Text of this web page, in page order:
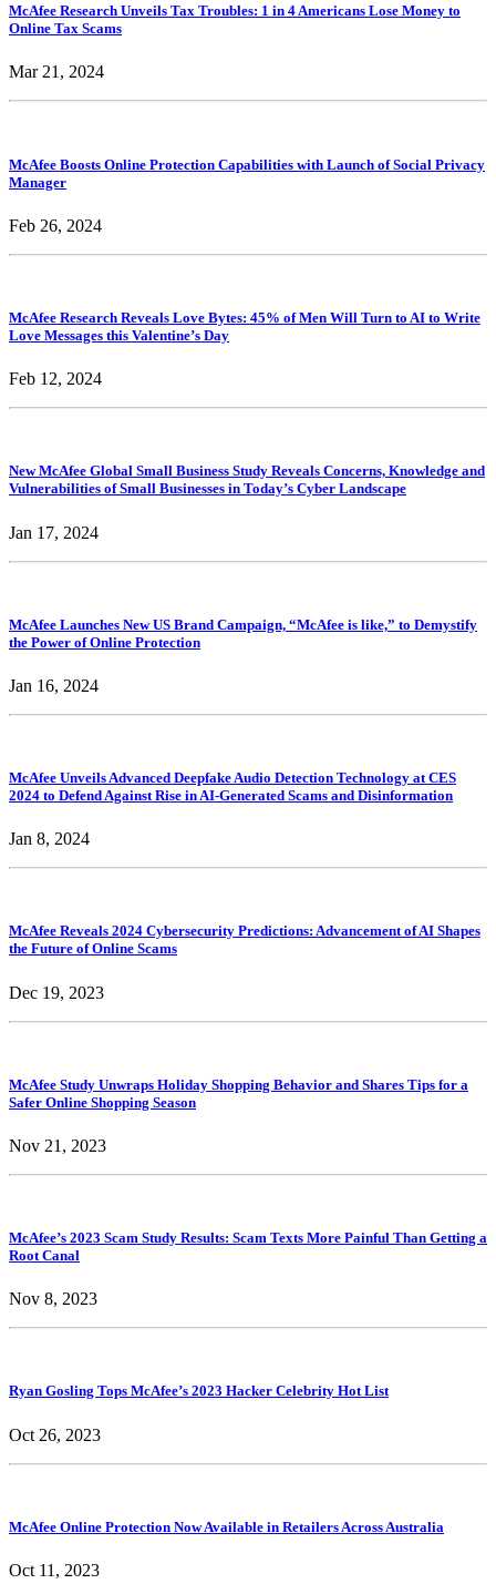
McAfee Research Unveils Tax Troubles: 1 in 4 Americans Lose Money to
Online Tax Scams
Mar 21, 2024
McAfee Boosts Online Protection Capabilities with Launch of Social Privacy
Manager
Feb 26, 2024
McAfee Research Reveals Love Bytes: 45% of Men Will Turn to AI to Write
Love Messages this Valentine’s Day
Feb 12, 2024
New McAfee Global Small Business Study Reveals Concerns, Knowledge and
Vulnerabilities of Small Businesses in Today’s Cyber Landscape
Jan 17, 2024
McAfee Launches New US Brand Campaign, “McAfee is like,” to Demystify
the Power of Online Protection
Jan 16, 2024
McAfee Unveils Advanced Deepfake Audio Detection Technology at CES
2024 to Defend Against Rise in AI-Generated Scams and Disinformation
Jan 8, 2024
McAfee Reveals 2024 Cybersecurity Predictions: Advancement of AI Shapes
the Future of Online Scams
Dec 19, 2023
McAfee Study Unwraps Holiday Shopping Behavior and Shares Tips for a
Safer Online Shopping Season
Nov 21, 2023
McAfee’s 2023 Scam Study Results: Scam Texts More Painful Than Getting a
Root Canal
Nov 8, 2023
Ryan Gosling Tops McAfee’s 2023 Hacker Celebrity Hot List
Oct 26, 2023
McAfee Online Protection Now Available in Retailers Across Australia
Oct 11, 2023